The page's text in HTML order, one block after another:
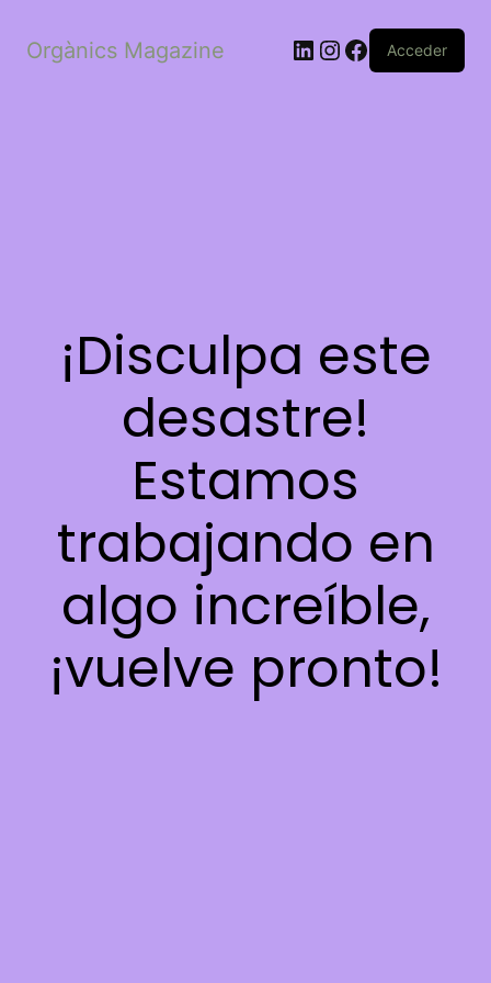
Orgànics Magazine LinkedIn
Instagram
Facebook
Acceder
¡Disculpa este
desastre!
Estamos
trabajando en
algo increíble,
¡vuelve pronto!